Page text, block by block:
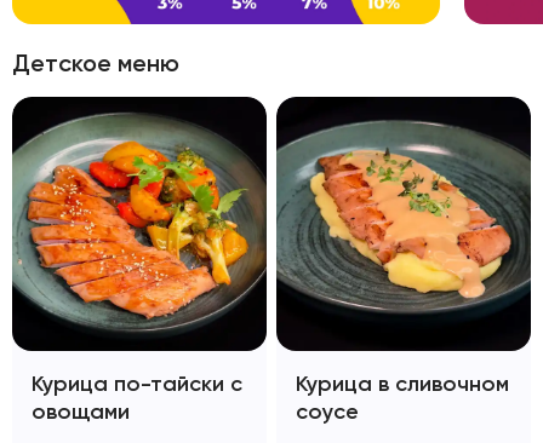
Детское меню
Курица по-тайски с
овощами
Курица в сливочном
соусе